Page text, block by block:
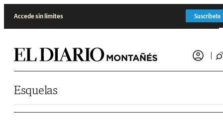
Accede sin límites Suscríbete
Esquelas